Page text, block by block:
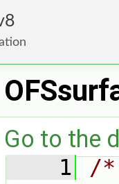
8
Foundation
Go to the
    1
/